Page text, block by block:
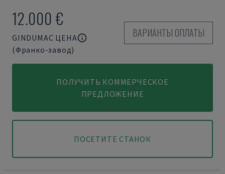
12.000 €
GINDUMAC ЦЕНА
(Франко-завод)
ВАРИАНТЫ ОПЛАТЫ
ПОЛУЧИТЬ КОММЕРЧЕСКОЕ
ПРЕДЛОЖЕНИЕ
ПОСЕТИТЕ СТАНОК